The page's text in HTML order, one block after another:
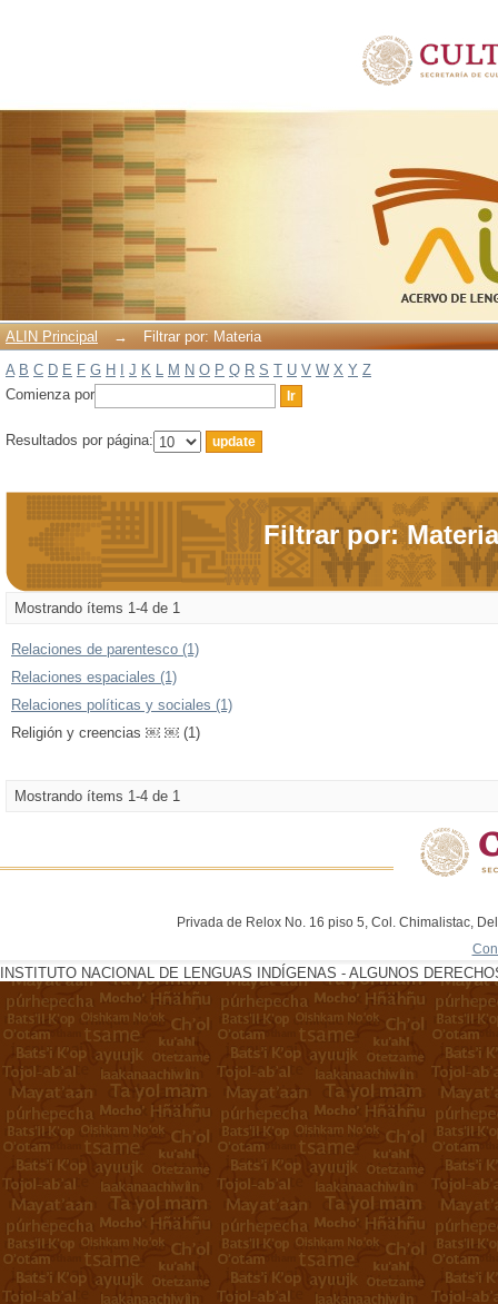
ALIN Principal →
Filtrar por: Materia
A B C D E F G H J K L M N O P Q R S T U V W X Y Z
Comienza por
Resultados por página:
Filtrar por: Materia
Mostrando ítems 1-4 de 1
Relaciones de parentesco (1)
Relaciones espaciales (1)
Relaciones políticas y sociales (1)
Religión y creencias ￼ ￼ (1)
Mostrando ítems 1-4 de 1
Privada de Relox No. 16 piso 5, Col. Chimalistac,
INSTITUTO NACIONAL DE LENGUAS INDÍGENAS - ALGUNOS